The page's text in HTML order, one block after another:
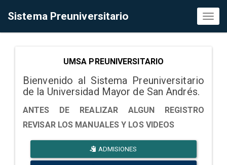
Sistema Preuniversitario
UMSA PREUNIVERSITARIO
Bienvenido al Sistema Preuniversitario
de la Universidad Mayor de San Andrés.
ANTES DE REALIZAR ALGUN REGISTRO
REVISAR LOS MANUALES Y LOS VIDEOS
ADMISIONES